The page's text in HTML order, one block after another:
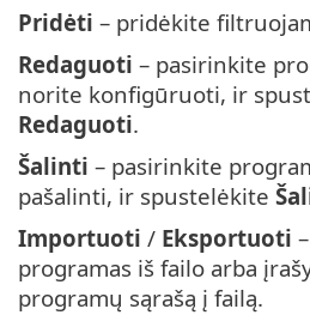
Pridėti – pridėkite
Redaguoti – pasirinkite
norite konfigūruoti, ir
Redaguoti.
Šalinti – pasirinkite
pašalinti, ir spustelėkite
Importuoti / Eksportuoti
programas iš failo arba
programų sąrašą į failą.